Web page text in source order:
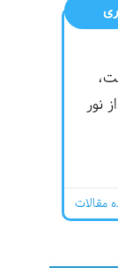
نور
مقالات